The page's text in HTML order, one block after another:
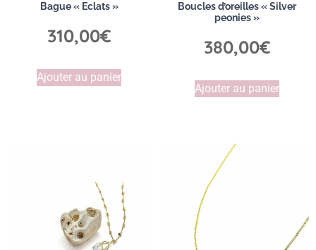
Bague « Eclats »
310,00€
Ajouter au panier
Boucles d’oreilles « Silver
peonies »
380,00€
Ajouter au panier